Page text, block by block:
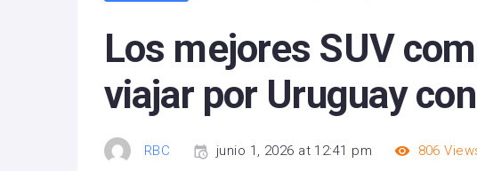
Los mejores SUV
viajar por Uruguay
RBC junio 1, 2026 at 12:41 pm 806